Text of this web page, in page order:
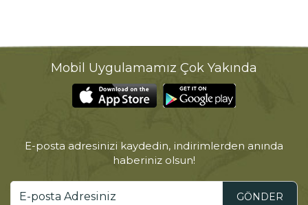
Mobil Uygulamamız Çok Yakında
E-posta adresinizi kaydedin, indirimlerden anında
haberiniz olsun!
GÖNDER